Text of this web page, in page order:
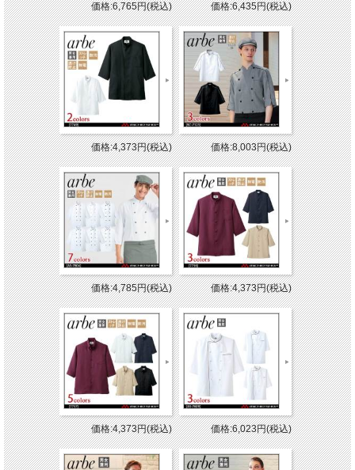
価格:6,765円(税込) 価格:6,435円(税込)
価格:4,373円(税込) 価格:8,003円(税込)
価格:4,785円(税込) 価格:4,373円(税込)
価格:4,373円(税込) 価格:6,023円(税込)